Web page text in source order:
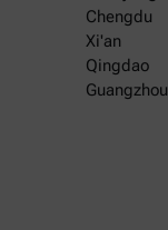
Chengdu
Xi'an
Qingdao
Guangzhou